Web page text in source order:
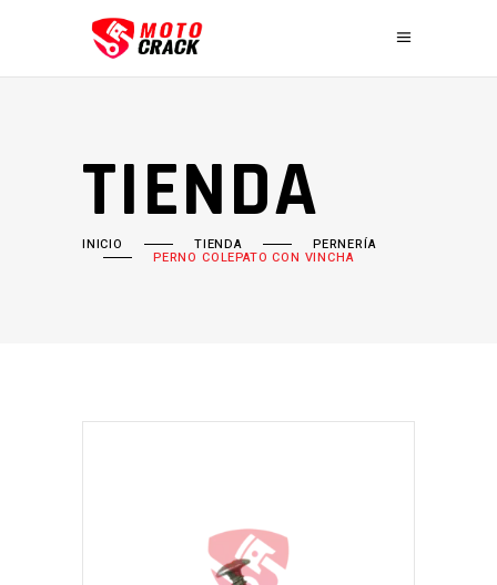
TIENDA
INICIO TIENDA PERNERÍA
PERNO COLEPATO CON VINCHA